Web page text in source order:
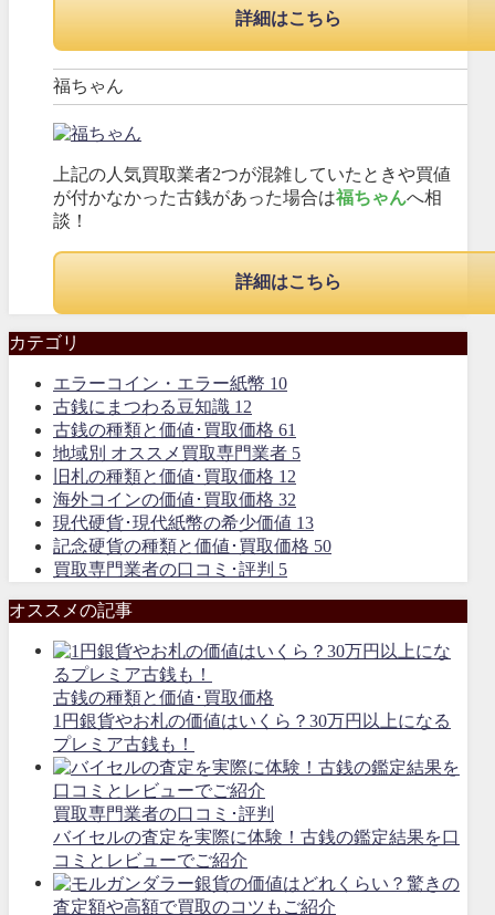
詳細はこちら
福ちゃん
上記の人気買取業者2つが混雑していたときや買値
が付かなかった古銭があった場合は福ちゃんへ相
談！
詳細はこちら
カテゴリ
エラーコイン・エラー紙幣 10
古銭にまつわる豆知識 12
古銭の種類と価値･買取価格 61
地域別 オススメ買取専門業者 5
旧札の種類と価値･買取価格 12
海外コインの価値･買取価格 32
現代硬貨･現代紙幣の希少価値 13
記念硬貨の種類と価値･買取価格 50
買取専門業者の口コミ･評判 5
オススメの記事
古銭の種類と価値･買取価格
1円銀貨やお札の価値はいくら？30万円以上になる
プレミア古銭も！
買取専門業者の口コミ･評判
バイセルの査定を実際に体験！古銭の鑑定結果を口
コミとレビューでご紹介